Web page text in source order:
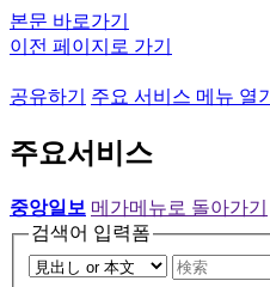
본문 바로가기
이전 페이지로 가기
공유하기 주요 서비스 메뉴 열기
주요서비스
중앙일보 메가메뉴로 돌아가기
검색어 입력폼